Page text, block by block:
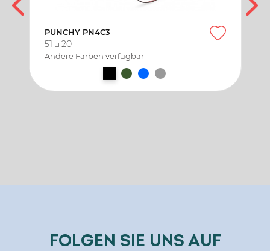
PUNCHY PN4C3
51 20
Andere Farben verfügbar
FOLGEN SIE UNS AUF